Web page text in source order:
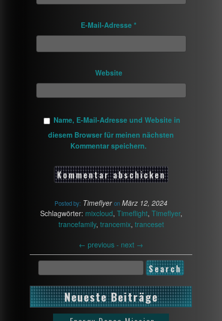
E-Mail-Adresse *
Website
Name, E-Mail-Adresse und Website in
diesem Browser für meinen nächsten
Kommentar speichern.
Posted by: Timeflyer on März 12, 2024
Schlagwörter: mixcloud, Timeflight, Timeflyer,
trancefamily, trancemix, tranceset
← previous - next →
Neueste Beiträge